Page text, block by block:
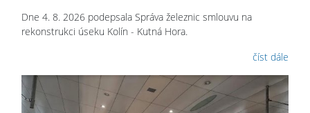
Dne 4. 8. 2026 podepsala Správa železnic smlouvu na
rekonstrukci úseku Kolín - Kutná Hora.
číst dále